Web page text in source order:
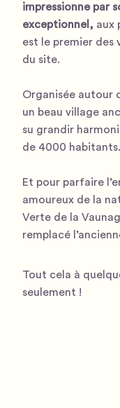
impressionne par
exceptionnel, aux
est le premier des
du site.
Organisée autour
un beau village
su grandir
de 4000 habitants.
Et pour parfaire
amoureux de la
Verte de la
remplacé
Tout cela à
seulement !